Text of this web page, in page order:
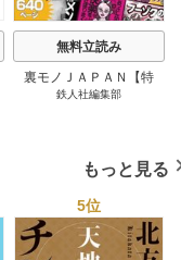
無料立読み
裏モノＪＡＰＡＮ【特
集】★超ボリューム版６
トレンド年間ベスト★お
っさん５０人の体験から
学ぶ★夢のようなエロい
楽園３０ 1巻
鉄人社編集部
もっと見る
5位